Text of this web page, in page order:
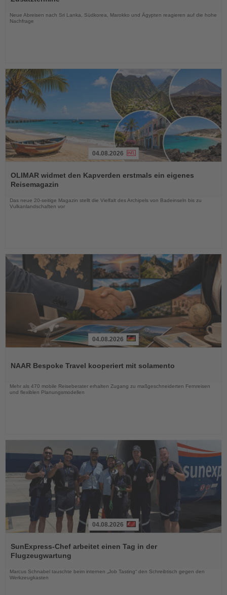
Neue Abreisen nach Sri Lanka, Südkorea, Marokko und Ägypten reagieren auf die hohe
Nachfrage
Sie
die
Nachrichten
04.08.2026
OLIMAR widmet den Kapverden erstmals ein eigenes
Reisemagazin
Das neue 20-seitige Magazin stellt die Vielfalt des Archipels von Badeinseln bis zu
Vulkanlandschaften vor
die
04.08.2026
NAAR Bespoke Travel kooperiert mit solamento
Mehr als 470 mobile Reiseberater erhalten Zugang zu maßgeschneiderten Fernreisen
und flexiblen Planungsmodellen
Sie
die
Nachrichten
04.08.2026
SunExpress-Chef arbeitet einen Tag in der
Flugzeugwartung
Marcus Schnabel tauschte beim internen „Job Tasting“ den Schreibtisch gegen den
Werkzeugkasten